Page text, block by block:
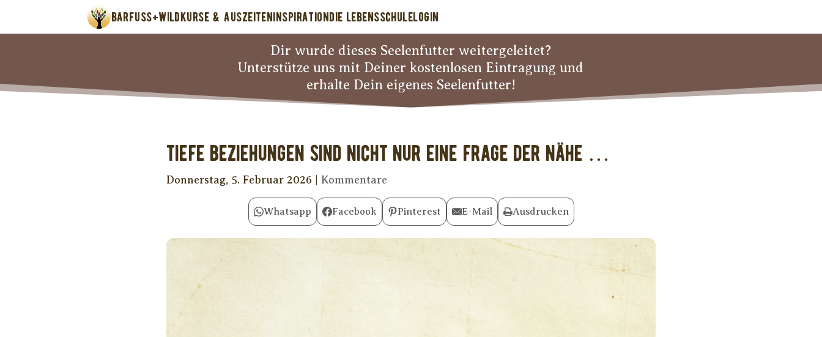
BARFUSS+WILDKURSE & AUSZEITENINSPIRATIONDIE LEBENSSCHULELOGIN
Dir wurde dieses Seelenfutter weitergeleitet?
Unterstütze uns mit Deiner kostenlosen Eintragung und
erhalte Dein eigenes Seelenfutter!
Tiefe Beziehungen sind nicht nur eine Frage der Nähe …
Donnerstag, 5. Februar 2026 Kommentare
Whatsapp Facebook Pinterest E-Mail Ausdrucken